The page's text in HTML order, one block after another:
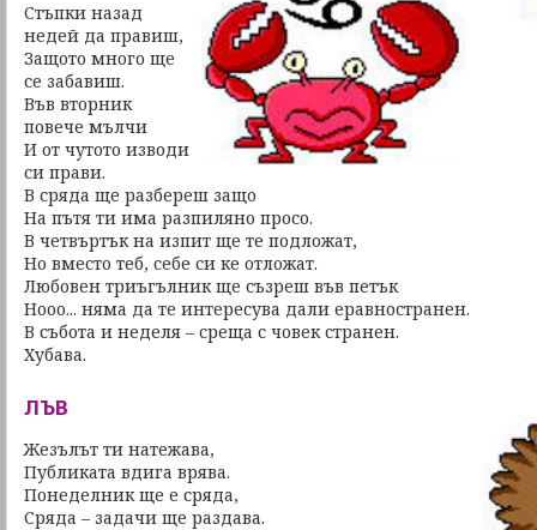
Стъпки назад
недей да правиш,
Защото много ще
се забавиш.
Във вторник
повече мълчи
И от чутото изводи
си прави.
В сряда ще разбереш защо
На пътя ти има разпиляно просо.
В четвъртък на изпит ще те подложат,
Но вместо теб, себе си ке отложат.
Любовен триъгълник ще съзреш във петък
Нооо... няма да те интересува дали еравностранен.
В събота и неделя – среща с човек странен.
Хубава.
ЛЪВ
Жезълът ти натежава,
Публиката вдига врява.
Понеделник ще е сряда,
Сряда – задачи ще раздава.